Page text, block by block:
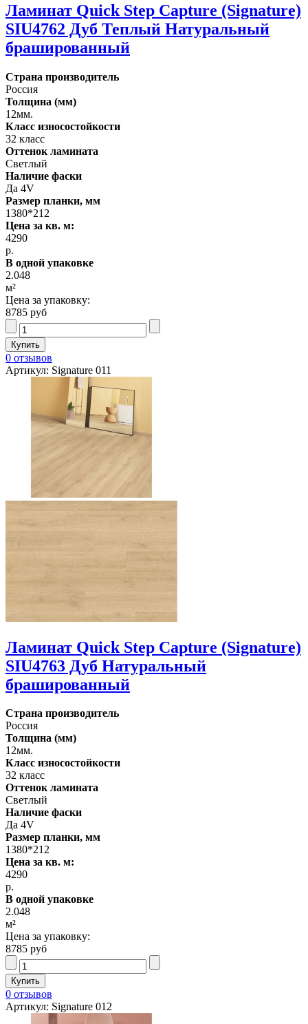
Ламинат Quick Step Capture (Signature)
SIU4762 Дуб Теплый Натуральный
брашированный
Страна производитель
Россия
Толщина (мм)
12мм.
Класс износостойкости
32 класс
Оттенок ламината
Светлый
Наличие фаски
Да 4V
Размер планки, мм
1380*212
Цена за кв. м:
4290
р.
В одной упаковке
2.048
м²
Цена за упаковку:
8785 руб
0 отзывов
Артикул: Signature 011
Ламинат Quick Step Capture (Signature)
SIU4763 Дуб Натуральный
брашированный
Страна производитель
Россия
Толщина (мм)
12мм.
Класс износостойкости
32 класс
Оттенок ламината
Светлый
Наличие фаски
Да 4V
Размер планки, мм
1380*212
Цена за кв. м:
4290
р.
В одной упаковке
2.048
м²
Цена за упаковку:
8785 руб
0 отзывов
Артикул: Signature 012